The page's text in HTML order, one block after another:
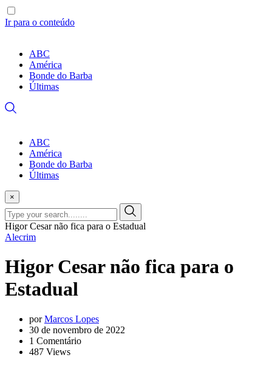
Ir para o conteúdo
ABC
América
Bonde do Barba
Últimas
ABC
América
Bonde do Barba
Últimas
×
Higor Cesar não fica para o Estadual
Alecrim
Higor Cesar não fica para o
Estadual
porMarcos Lopes
30 de novembro de 2022
1 Comentário
487 Views